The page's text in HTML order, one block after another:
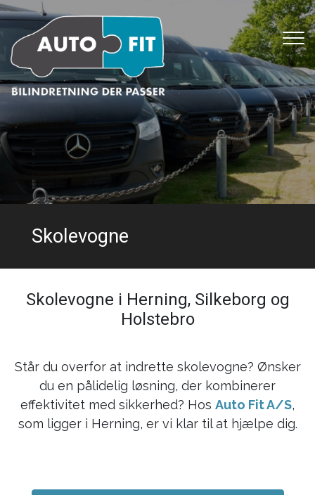
Gå
til
hovedindhold
Skolevogne
Skolevogne i Herning, Silkeborg og
Holstebro
Står du overfor at indrette skolevogne? Ønsker
du en pålidelig løsning, der kombinerer
effektivitet med sikkerhed? Hos Auto Fit A/S,
som ligger i Herning, er vi klar til at hjælpe dig.